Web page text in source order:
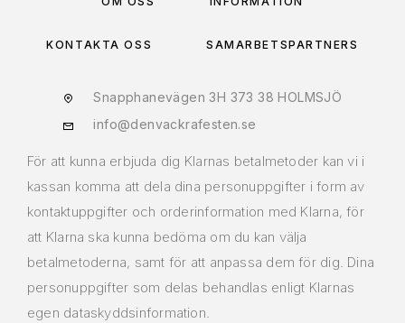
KONTAKTA OSS SAMARBETSPARTNERS
Snapphanevägen 3H 373 38 HOLMSJÖ
info@denvackrafesten.se
För att kunna erbjuda dig Klarnas betalmetoder kan vi i
kassan komma att dela dina personuppgifter i form av
kontaktuppgifter och orderinformation med Klarna, för
att Klarna ska kunna bedöma om du kan välja
betalmetoderna, samt för att anpassa dem för dig. Dina
personuppgifter som delas behandlas enligt Klarnas
egen dataskyddsinformation.